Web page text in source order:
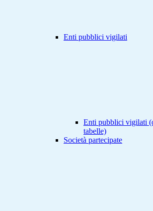
Enti pubblici vigilati
Enti pubblici vigilati
tabelle)
Società partecipate